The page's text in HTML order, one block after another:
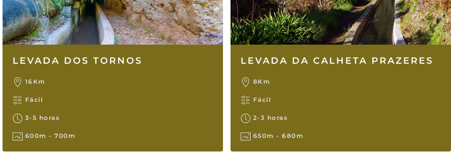
LEVADA DOS TORNOS
16Km
Fácil
3-5 horas
600m - 700m
LEVADA DA CALHETA PRAZERES
8Km
Fácil
2-3 horas
650m - 680m